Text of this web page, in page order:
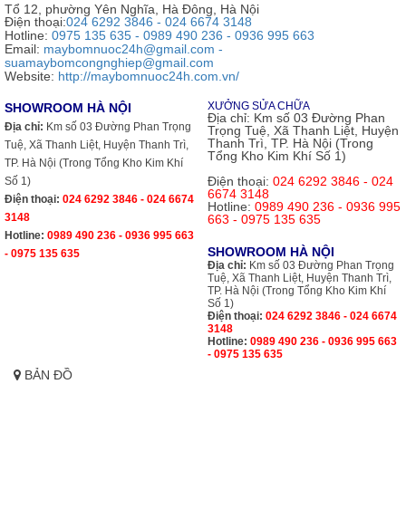
Tổ 12, phường Yên Nghĩa, Hà Đông, Hà Nội
Điện thoại:024 6292 3846 - 024 6674 3148
Hotline: 0975 135 635 - 0989 490 236 - 0936 995 663
Email: maybomnuoc24h@gmail.com -
suamaybomcongnghiep@gmail.com
Website: http://maybomnuoc24h.com.vn/
SHOWROOM HÀ NỘI
Địa chỉ: Km số 03 Đường Phan Trọng
Tuệ, Xã Thanh Liệt, Huyện Thanh Trì,
TP. Hà Nội (Trong Tổng Kho Kim Khí
Số 1)
Điện thoại: 024 6292 3846 - 024 6674
3148
Hotline: 0989 490 236 - 0936 995 663
- 0975 135 635
XƯỞNG SỬA CHỮA
Địa chỉ: Km số 03 Đường Phan
Trọng Tuệ, Xã Thanh Liệt, Huyện
Thanh Trì, TP. Hà Nội (Trong
Tổng Kho Kim Khí Số 1)
Điện thoại: 024 6292 3846 - 024
6674 3148
Hotline: 0989 490 236 - 0936 995
663 - 0975 135 635
SHOWROOM HÀ NỘI
Địa chỉ: Km số 03 Đường Phan Trọng
Tuệ, Xã Thanh Liệt, Huyện Thanh Trì,
TP. Hà Nội (Trong Tổng Kho Kim Khí
Số 1)
Điện thoại: 024 6292 3846 - 024 6674
3148
Hotline: 0989 490 236 - 0936 995 663
- 0975 135 635
BẢN ĐỒ